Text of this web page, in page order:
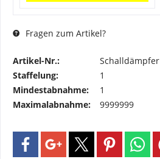
Fragen zum Artikel?
Artikel-Nr.:
Schalldämpfer
Staffelung:
1
Mindestabnahme:
1
Maximalabnahme:
9999999